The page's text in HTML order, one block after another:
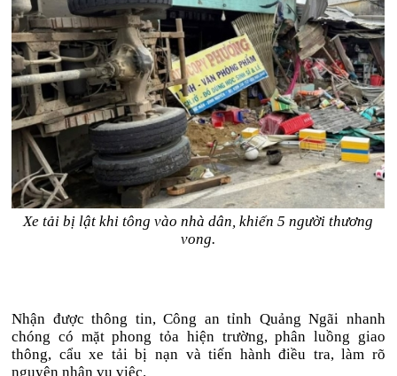
Xe tải bị lật khi tông vào nhà dân, khiến 5 người thương
vong.
Nhận được thông tin, Công an tỉnh Quảng Ngãi nhanh
chóng có mặt phong tỏa hiện trường, phân luồng giao
thông, cẩu xe tải bị nạn và tiến hành điều tra, làm rõ
nguyên nhân vụ việc.